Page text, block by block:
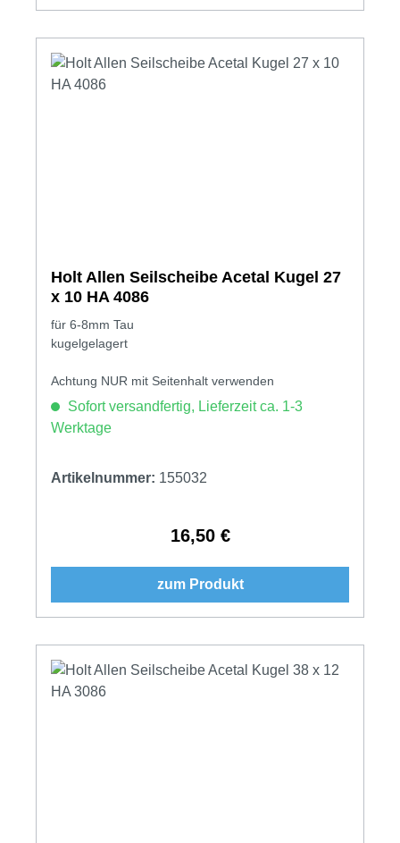
Holt Allen Seilscheibe Acetal Kugel 27
x 10 HA 4086
für 6-8mm Tau
kugelgelagert
Achtung NUR mit Seitenhalt verwenden
Sofort versandfertig, Lieferzeit ca. 1-3
Werktage
Artikelnummer: 155032
Regulärer Preis:
16,50 €
zum Produkt